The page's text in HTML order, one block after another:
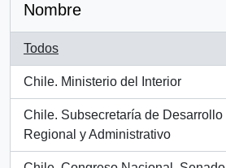
Nombre
Todos
Chile. Ministerio del Interior
, 2 resultados
Chile. Subsecretaría de Desarrollo
Regional y Administrativo
, 1 resultados